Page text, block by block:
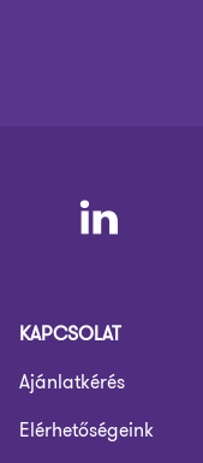
KAPCSOLAT
Ajánlatkérés
Elérhetőségeink